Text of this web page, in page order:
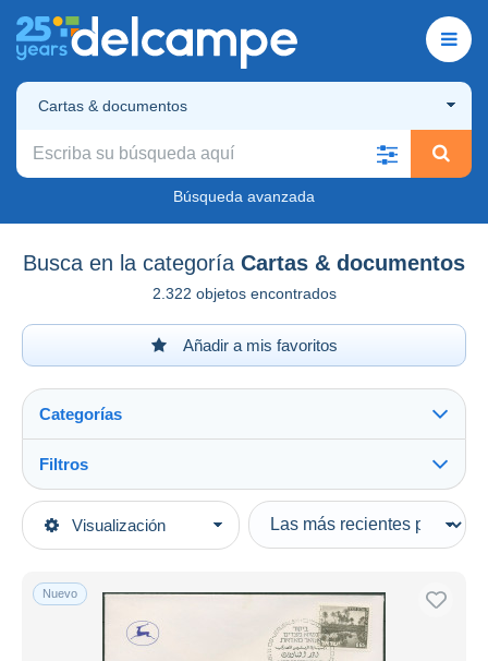
Cartas & documentos
Búsqueda avanzada
Busca en la categoría Cartas & documentos
2.322 objetos encontrados
Añadir a mis favoritos
Visualización
Categorías
Categorías principales
Asia
Filtros
Tipo de venta
Activas
Subastas sin pujas
Nuevo